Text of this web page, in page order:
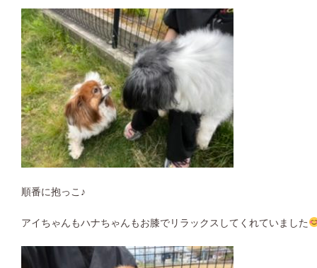
順番に抱っこ♪
アイちゃんもハナちゃんもお膝でリラックスしてくれていました